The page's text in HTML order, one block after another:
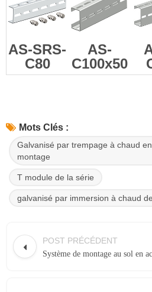
AS-SRS-
C80
AS-
C100x50
Mots Clés :
Galvanisé par trempage à chaud
montage
T module de la série
galvanisé par immersion à chaud
POST PRÉCÉDENT